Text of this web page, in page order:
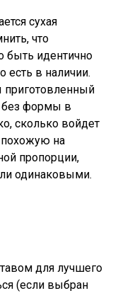
сухая
что
быть идентично
есть в наличии.
приготовленный
без формы в
сколько войдет
похожую на
пропорции,
одинаковыми.
для лучшего
(если выбран